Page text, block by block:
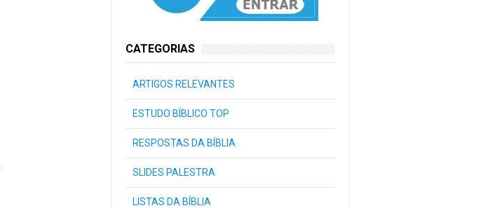
CATEGORIAS
ARTIGOS RELEVANTES
ESTUDO BÍBLICO TOP
RESPOSTAS DA BÍBLIA
SLIDES PALESTRA
LISTAS DA BÍBLIA